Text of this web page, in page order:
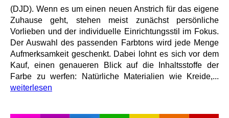
(DJD). Wenn es um einen neuen Anstrich für das eigene
Zuhause geht, stehen meist zunächst persönliche
Vorlieben und der individuelle Einrichtungsstil im Fokus.
Der Auswahl des passenden Farbtons wird jede Menge
Aufmerksamkeit geschenkt. Dabei lohnt es sich vor dem
Kauf, einen genaueren Blick auf die Inhaltsstoffe der
Farbe zu werfen: Natürliche Materialien wie Kreide,...
weiterlesen